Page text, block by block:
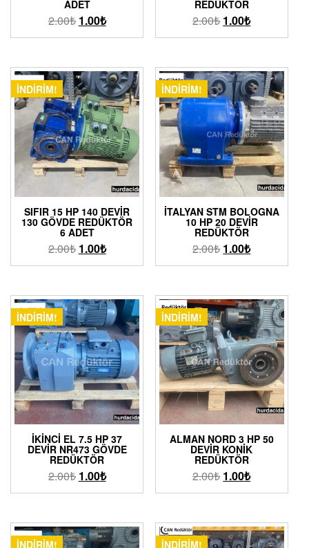
ADET
2.00₺ 1.00₺
REDÜKTÖR
2.00₺ 1.00₺
İNDIRIM!
SIFIR 15 HP 140 DEVIR
130 GÖVDE REDÜKTÖR
6 ADET
2.00₺ 1.00₺
İNDIRIM!
İTALYAN STM BOLOGNA
10 HP 20 DEVIR
REDÜKTÖR
2.00₺ 1.00₺
İNDIRIM!
İKINCI EL 7.5 HP 37
DEVIR NR473 GÖVDE
REDÜKTÖR
2.00₺ 1.00₺
İNDIRIM!
ALMAN NORD 3 HP 50
DEVIR KONIK
REDÜKTÖR
2.00₺ 1.00₺
İNDIRIM! İNDIRIM!